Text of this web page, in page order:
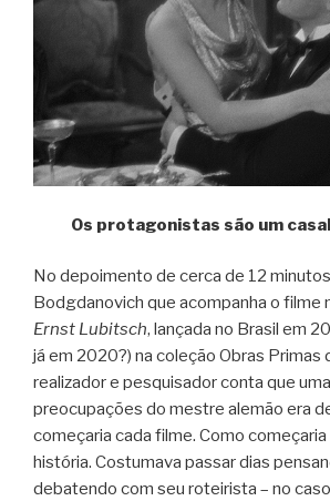
Os protagonistas são um
No depoimento de cerca de 12
Bodgdanovich que acompanha o filme
Ernst Lubitsch, lançada no Brasil em
já em 2020?) na coleção Obras Primas
realizador e pesquisador conta que
preocupações do mestre alemão era
começaria cada filme. Como começaria
história. Costumava passar dias
debatendo com seu roteirista – no